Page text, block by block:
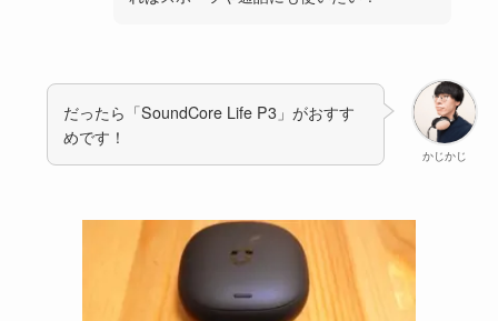
かじかじ
だったら「SoundCore Life P3」がおすす
めです！